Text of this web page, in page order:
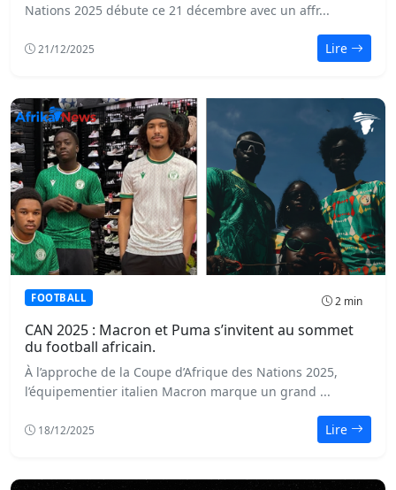
Nations 2025 débute ce 21 décembre avec un affr...
21/12/2025 Lire
FOOTBALL 2 min
CAN 2025 : Macron et Puma s’invitent au sommet
du football africain.
À l’approche de la Coupe d’Afrique des Nations 2025,
l’équipementier italien Macron marque un grand ...
18/12/2025 Lire